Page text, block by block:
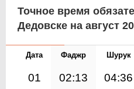
Точное время
Дедовске на август
Дата Фаджр Шурук
01 02:13 04:36